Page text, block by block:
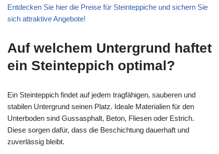
Entdecken Sie hier die Preise für Steinteppiche und sichern Sie
sich attraktive Angebote!
Auf welchem Untergrund haftet
ein Steinteppich optimal?
Ein Steinteppich findet auf jedem tragfähigen, sauberen und
stabilen Untergrund seinen Platz. Ideale Materialien für den
Unterboden sind Gussasphalt, Beton, Fliesen oder Estrich.
Diese sorgen dafür, dass die Beschichtung dauerhaft und
zuverlässig bleibt.